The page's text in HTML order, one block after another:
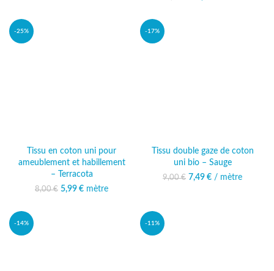
-25%
Tissu en coton uni pour
ameublement et habillement
– Terracota
8,00€ Le prix initial était :
5,99 € Le prix actuel
mètre
-17%
Tissu double gaze de coton
uni bio – Sauge
9,00€
Le prix initial était :
7,49 € Le prix actuel
/ mètre
-14% -11%